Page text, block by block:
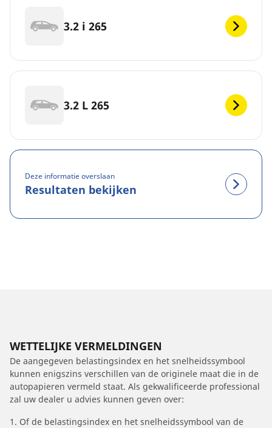
3.2 i 265
3.2 L 265
Deze informatie overslaan
Resultaten bekijken
WETTELIJKE VERMELDINGEN
De aangegeven belastingsindex en het snelheidssymbool
kunnen enigszins verschillen van de originele maat die in de
autopapieren vermeld staat. Als gekwalificeerde professional
zal uw dealer u advies kunnen geven over:
1. Of de belastingsindex en het snelheidssymbool van de